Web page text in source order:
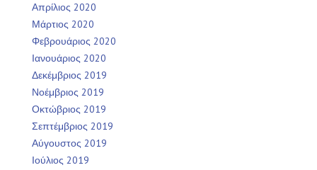
Απρίλιος 2020
Μάρτιος 2020
Φεβρουάριος 2020
Ιανουάριος 2020
Δεκέμβριος 2019
Νοέμβριος 2019
Οκτώβριος 2019
Σεπτέμβριος 2019
Αύγουστος 2019
Ιούλιος 2019